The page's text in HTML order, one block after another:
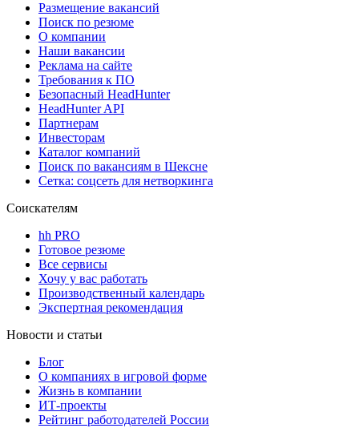
Размещение вакансий
Поиск по резюме
О компании
Наши вакансии
Реклама на сайте
Требования к ПО
Безопасный HeadHunter
HeadHunter API
Партнерам
Инвесторам
Каталог компаний
Поиск по вакансиям в Шексне
Сетка: соцсеть для нетворкинга
Соискателям
hh PRO
Готовое резюме
Все сервисы
Хочу у вас работать
Производственный календарь
Экспертная рекомендация
Новости и статьи
Блог
О компаниях в игровой форме
Жизнь в компании
ИТ-проекты
Рейтинг работодателей России